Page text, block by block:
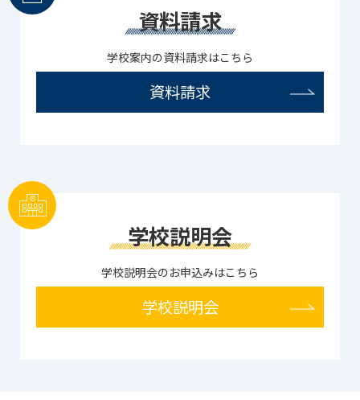
資料請求
学校案内の資料請求はこちら
資料請求
学校説明会
学校説明会のお申込みはこちら
学校説明会